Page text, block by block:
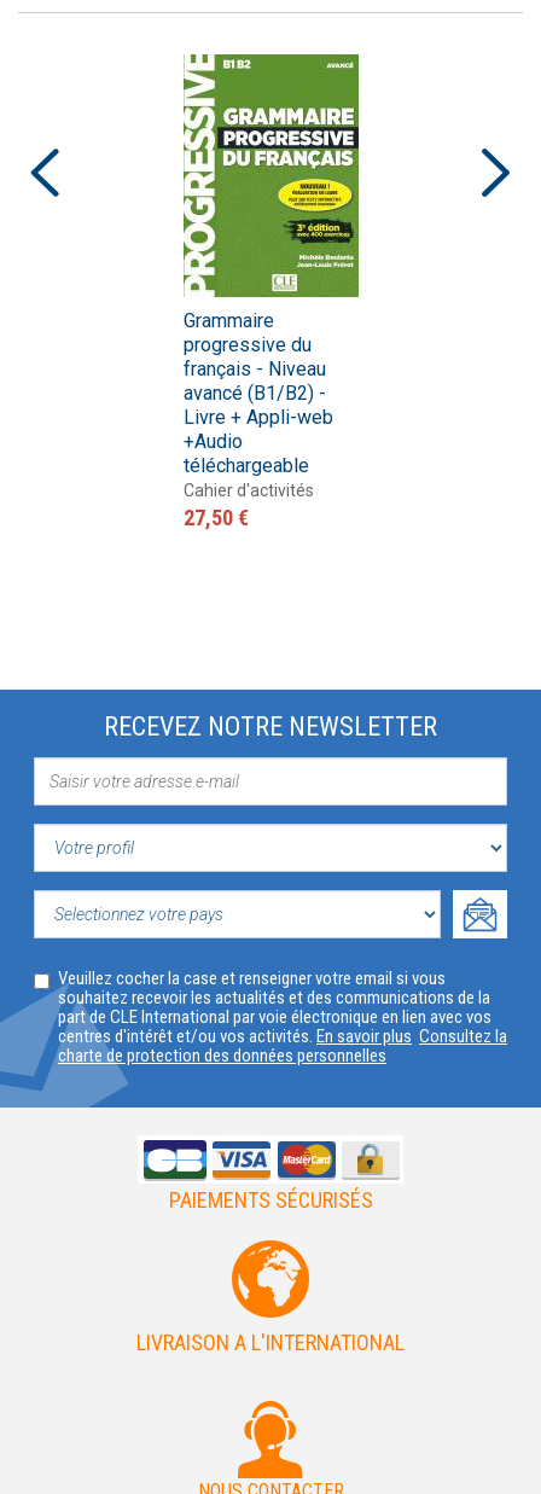
Grammaire
progressive du
français - Niveau
avancé (B1/B2) -
Livre + Appli-web
+Audio
téléchargeable
Cahier d'activités
27,50 €
RECEVEZ NOTRE NEWSLETTER
VOTRE
PROFIL
VOTRE
PAYS
Veuillez cocher la case et renseigner votre email si vous
souhaitez recevoir les actualités et des communications de la
part de CLE International par voie électronique en lien avec vos
centres d'intérêt et/ou vos activités. En savoir plus Consultez la
charte de protection des données personnelles
PAIEMENTS SÉCURISÉS
LIVRAISON A L'INTERNATIONAL